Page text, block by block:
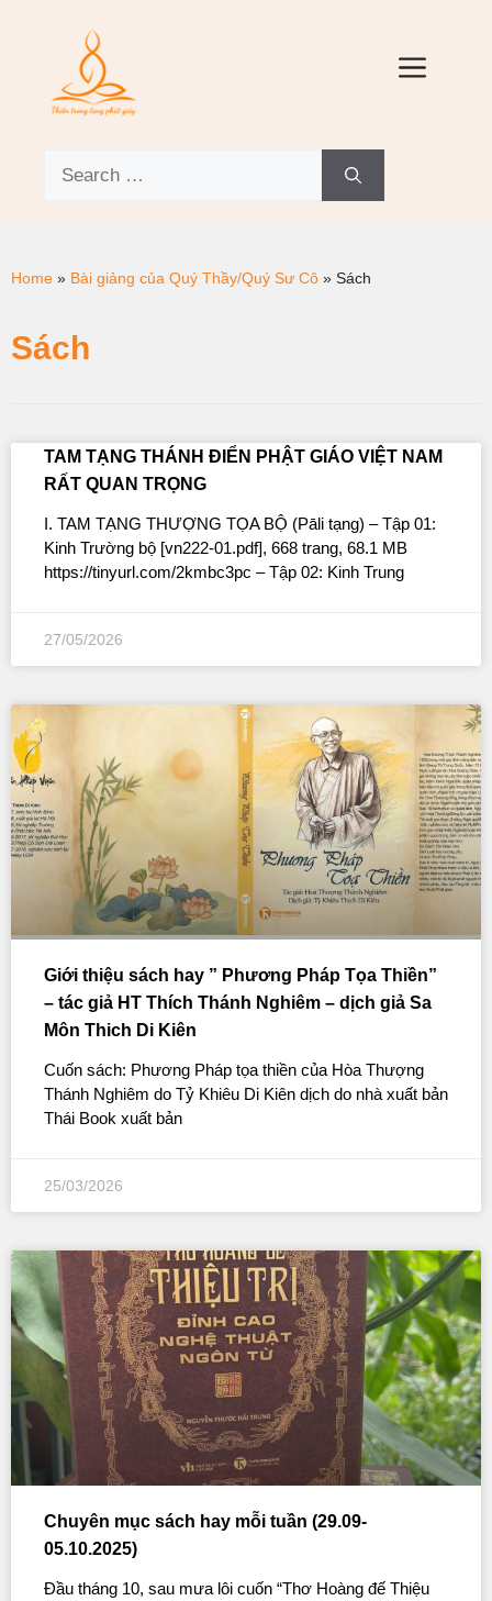
Home » Bài giảng của Quý Thầy/Quý Sư Cô » Sách
Sách
TAM TẠNG THÁNH ĐIỂN PHẬT GIÁO VIỆT NAM
RẤT QUAN TRỌNG
I. TAM TẠNG THƯỢNG TỌA BỘ (Pāli tạng) – Tập 01:
Kinh Trường bộ [vn222-01.pdf], 668 trang, 68.1 MB
https://tinyurl.com/2kmbc3pc – Tập 02: Kinh Trung
27/05/2026
Giới thiệu sách hay ” Phương Pháp Tọa Thiền”
– tác giả HT Thích Thánh Nghiêm – dịch giả Sa
Môn Thich Di Kiên
Cuốn sách: Phương Pháp tọa thiền của Hòa Thượng
Thánh Nghiêm do Tỷ Khiêu Di Kiên dịch do nhà xuất bản
Thái Book xuất bản
25/03/2026
Chuyên mục sách hay mỗi tuần (29.09-
05.10.2025)
Đầu tháng 10, sau mưa lôi cuốn “Thơ Hoàng đế Thiệu